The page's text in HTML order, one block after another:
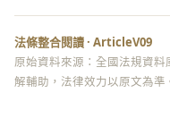
法條整合閱讀 · ArticleV09
原始資料來源：全國法規資
解輔助，法律效力以原文為準